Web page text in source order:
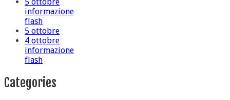
5 ottobre
informazione
flash
5 ottobre
4 ottobre
informazione
flash
Categories